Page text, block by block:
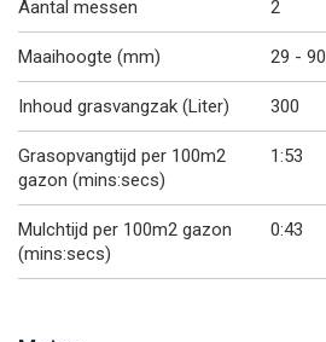
Aantal messen 2
Maaihoogte (mm) 29 - 90
Inhoud grasvangzak (Liter) 300
Grasopvangtijd per 100m2
gazon (mins:secs)
1:53
Mulchtijd per 100m2 gazon
(mins:secs)
0:43